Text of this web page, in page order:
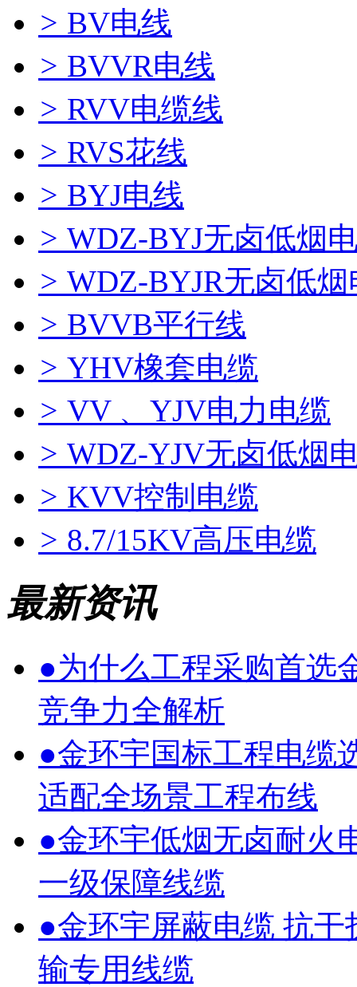
> BV电线
> BVVR电线
> RVV电缆线
> RVS花线
> BYJ电线
> WDZ-BYJ无卤低烟
> WDZ-BYJR无卤低烟
> BVVB平行线
> YHV橡套电缆
> VV 、YJV电力电缆
> WDZ-YJV无卤低烟
> KVV控制电缆
> 8.7/15KV高压电缆
最新资讯
●为什么工程采购首选
竞争力全解析
●金环宇国标工程电缆
适配全场景工程布线
●金环宇低烟无卤耐火
一级保障线缆
●金环宇屏蔽电缆 抗
输专用线缆